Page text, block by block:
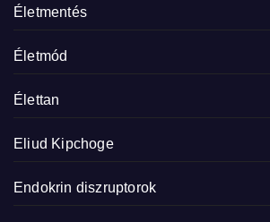
Életmentés
Életmód
Élettan
Eliud Kipchoge
Endokrin diszruptorok